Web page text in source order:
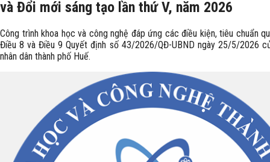
và Đổi mới sáng tạo lần thứ V, năm 2026
Công trình khoa học và công nghệ đáp ứng các điều kiện, tiêu chuẩn
Điều 8 và Điều 9 Quyết định số 43/2026/QĐ-UBND ngày 25/5/2026
nhân dân thành phố Huế.